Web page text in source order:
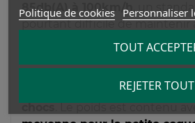
85db(A) à 100km/h
, un
pourtant difficile de maintenir
des charges de la nouvelle
meilleur
Politique de cookies Personnaliser
REJETER TOUT
TOUT